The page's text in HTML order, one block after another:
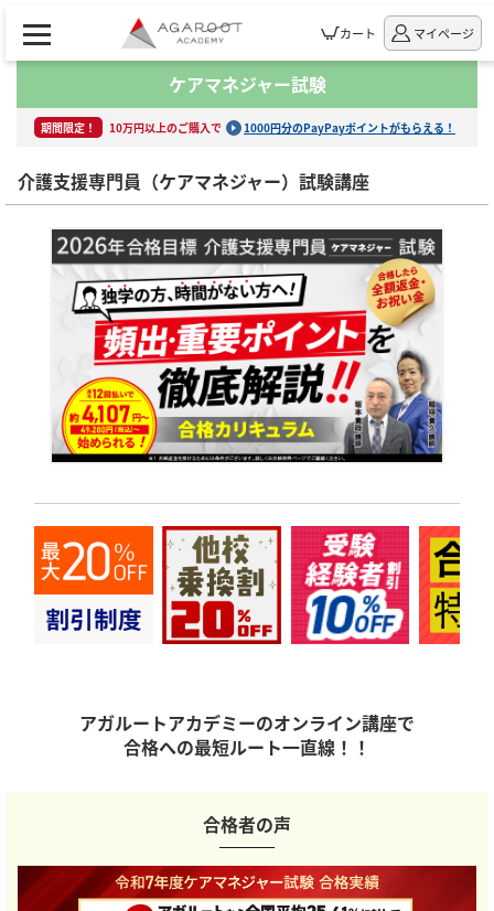
カート マイページ
ケアマネジャー試験
期間限定！ 10万円以上のご購入で 1000円分のPayPayポイントがもらえる！
介護支援専門員（ケアマネジャー）試験講座
アガルートアカデミーのオンライン講座で
合格への最短ルート一直線！！
合格者の声